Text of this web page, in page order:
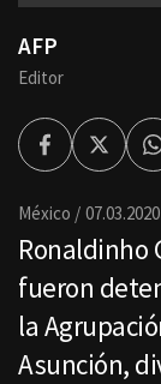
AFP
Editor
FacebookTwitter
México
Ronaldinho
fueron
la
Asunción,